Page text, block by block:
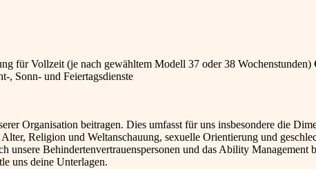
für Vollzeit (je nach gewähltem Modell 37 oder 38 Wochenstunden)
, Sonn- und Feiertagsdienste
Organisation beitragen. Dies umfasst für uns insbesondere die
Religion und Weltanschauung, sexuelle Orientierung und
Behindertenvertrauenspersonen und das Ability Management
uns deine Unterlagen.